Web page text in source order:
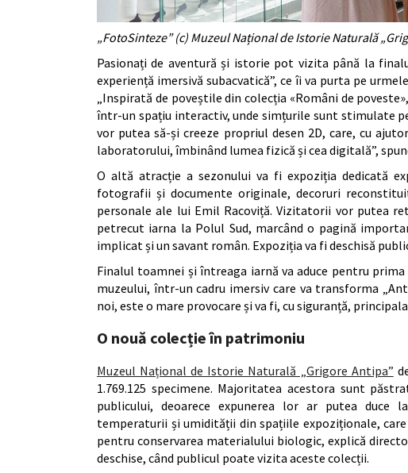
„FotoSinteze” (c) Muzeul Național de Istorie Naturală
Pasionați de aventură și istorie pot vizita până la
experiență imersivă subacvatică”, ce îi va purta pe
„Inspirată de poveștile din colecția «Români de
într-un spațiu interactiv, unde simțurile sunt stimulate
vor putea să-și creeze propriul desen 2D, care, cu
laboratorului, îmbinând lumea fizică și cea digitală”,
O altă atracție a sezonului va fi expoziția dedicată
fotografii și documente originale, decoruri
personale ale lui Emil Racoviță. Vizitatorii vor putea
petrecut iarna la Polul Sud, marcând o pagină
implicat și un savant român. Expoziția va fi deschisă
Finalul toamnei și întreaga iarnă va aduce pentru
muzeului, într-un cadru imersiv care va transforma
noi, este o mare provocare și va fi, cu siguranță,
O nouă colecție în patrimoniu
Muzeul Național de Istorie Naturală „Grigore Antipa”
1.769.125 specimene. Majoritatea acestora sunt
publicului, deoarece expunerea lor ar putea duce
temperaturii și umidității din spațiile expoziționale,
pentru conservarea materialului biologic, explică
deschise, când publicul poate vizita aceste colecții.